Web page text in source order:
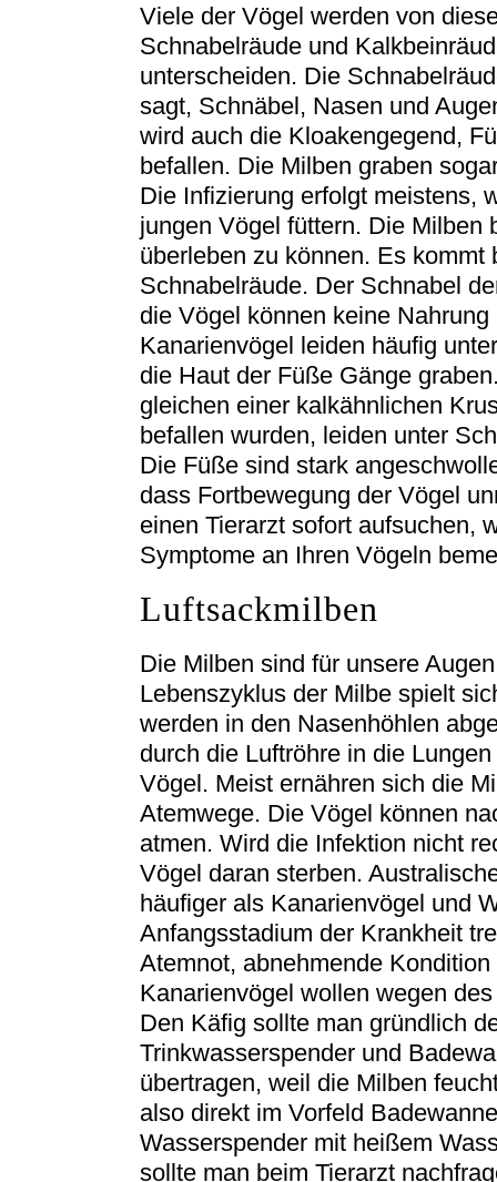
Viele der Vögel werden von
Schnabelräude und
unterscheiden. Die
sagt, Schnäbel, Nasen und
wird auch die Kloakengegend,
befallen. Die Milben graben
Die Infizierung erfolgt meistens,
jungen Vögel füttern. Die Milben
überleben zu können. Es
Schnabelräude. Der Schnabel
die Vögel können keine
Kanarienvögel leiden häufig
die Haut der Füße Gänge
gleichen einer kalkähnlichen
befallen wurden, leiden unter
Die Füße sind stark
dass Fortbewegung der Vögel
einen Tierarzt sofort aufsuchen,
Symptome an Ihren Vögeln
Luftsackmilben
Die Milben sind für unsere
Lebenszyklus der Milbe spielt
werden in den Nasenhöhlen
durch die Luftröhre in die
Vögel. Meist ernähren sich die
Atemwege. Die Vögel können
atmen. Wird die Infektion nicht
Vögel daran sterben.
häufiger als Kanarienvögel und
Anfangsstadium der Krankheit
Atemnot, abnehmende
Kanarienvögel wollen wegen
Den Käfig sollte man gründlich
Trinkwasserspender und
übertragen, weil die Milben
also direkt im Vorfeld
Wasserspender mit heißem
sollte man beim Tierarzt